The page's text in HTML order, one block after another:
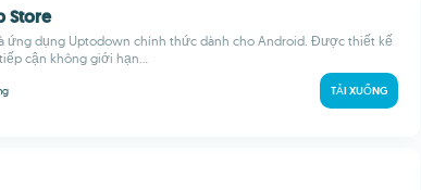
Store
ứng dụng Uptodown chính thức dành cho Android. Được thiết kế
cận không giới hạn...
TẢI XUỐNG